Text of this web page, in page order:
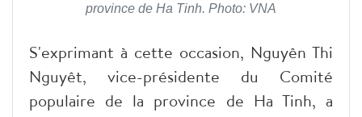
province de Ha Tinh. Photo: VNA
S'exprimant à cette occasion, Nguyên Thi
Nguyêt, vice-présidente du Comité
populaire de la province de Ha Tinh, a